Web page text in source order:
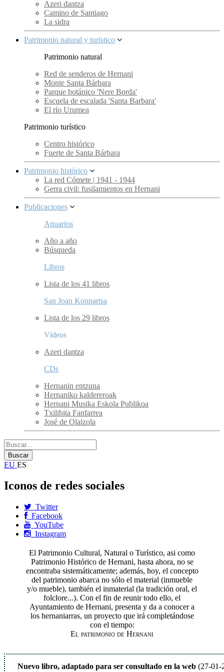
Azeri dantza
Camino de Santiago
La sidra
Patrimonio natural y turístico
Patrimonio natural
Red de senderos de Hernani
Monte Santa Bárbara
Parque botánico 'Nere Borda'
Escuela de escalada 'Santa Barbara'
El río Urumea
Patrimonio turístico
Centro histórico
Fuerte de Santa Bárbara
Patrimonio histórico
La red Cómete | 1941 - 1944
Gerra civil: fusilamientos en Hernani
Publicaciones
Anuarios
Año a año
Búsqueda
Libros
Lista de los 41 libros
San Joan Konpartsa
Lista de los 29 libros
Vídeos
Azeri dantza
CDs
Hernanin entzuna
Hernaniko kaldereroak
Hernani Musika Eskola Publikoa
Txilibita Fanfarrea
José de Olaizola
EU ES
Iconos de redes sociales
Twitter
Facebook
YouTube
Instagram
El Patrimonio Cultural, Natural o Turístico, asi como
Patrimonio Histórico de Hernani, hasta ahora, no se
encontraba sistemáticamente; además, hoy, el concepto
del patrimonio abarca no sólo el material (inmueble
y/o mueble), también el inmaterial (la tradición oral, el
folclore...). Con el fin de reunir todo ello, el
Ayuntamiento de Hernani, presenta y da a conocer a
los hernaniarras, un proyecto que irá completándose
con el tiempo:
El patrimonio de Hernani
Nuevo libro, adaptado para ser consultado en la web (27-01-